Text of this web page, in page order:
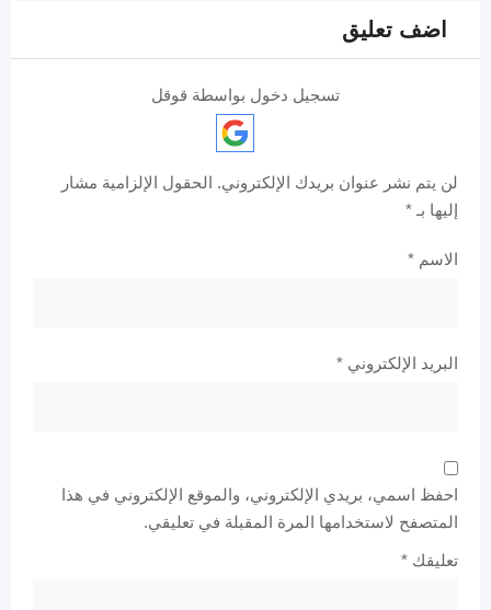
اضف تعليق
تسجيل دخول بواسطة قوقل
لن يتم نشر عنوان بريدك الإلكتروني. الحقول الإلزامية مشار
إليها بـ *
الاسم *
البريد الإلكتروني *
احفظ اسمي، بريدي الإلكتروني، والموقع الإلكتروني في هذا
المتصفح لاستخدامها المرة المقبلة في تعليقي.
تعليقك *